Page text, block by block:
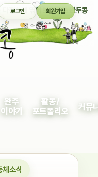
다정하게 엮어 보여주는 완두콩
로그인 회원가입
완주
이야기
활동/
포트폴리오
커뮤
체소식